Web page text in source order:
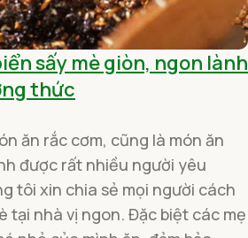
sấy mè giòn, ngon lành
thức
ăn rắc cơm, cũng là món ăn
được rất nhiều người yêu
tôi xin chia sẻ mọi người cách
tại nhà vị ngon. Đặc biệt các mẹ